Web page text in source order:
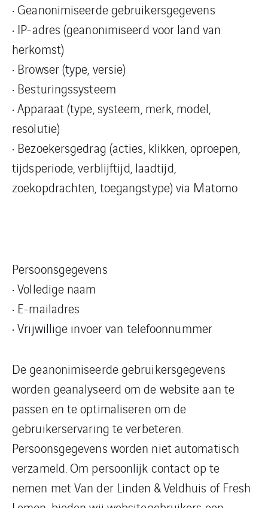
• Geanonimiseerde gebruikersgegevens
• IP-adres (geanonimiseerd voor land van
herkomst)
• Browser (type, versie)
• Besturingssysteem
• Apparaat (type, systeem, merk, model,
resolutie)
• Bezoekersgedrag (acties, klikken, oproepen,
tijdsperiode, verblijftijd, laadtijd,
zoekopdrachten, toegangstype) via Matomo
Persoonsgegevens
• Volledige naam
• E-mailadres
• Vrijwillige invoer van telefoonnummer
De geanonimiseerde gebruikersgegevens
worden geanalyseerd om de website aan te
passen en te optimaliseren om de
gebruikerservaring te verbeteren.
Persoonsgegevens worden niet automatisch
verzameld. Om persoonlijk contact op te
nemen met Van der Linden & Veldhuis of Fresh